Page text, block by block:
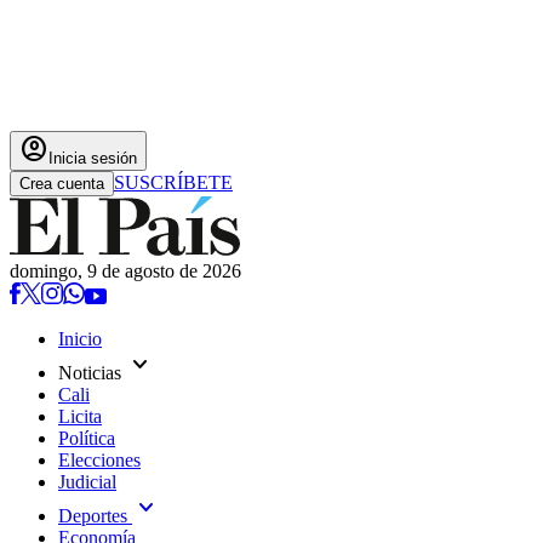
account_circle Inicia sesión
Crea cuenta SUSCRÍBETE
domingo, 9 de agosto de 2026
Inicio
Noticias expand_more
Cali
Licita
Política
Elecciones
Judicial
Deportes expand_more
Economía